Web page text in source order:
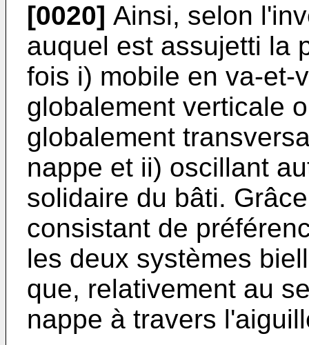
[0020] Ainsi, selon
auquel est assujetti la
fois i) mobile en va-et-
globalement verticale
globalement
nappe et ii) oscillant
solidaire du bâti.
consistant de
les deux systèmes
que, relativement au
nappe à travers